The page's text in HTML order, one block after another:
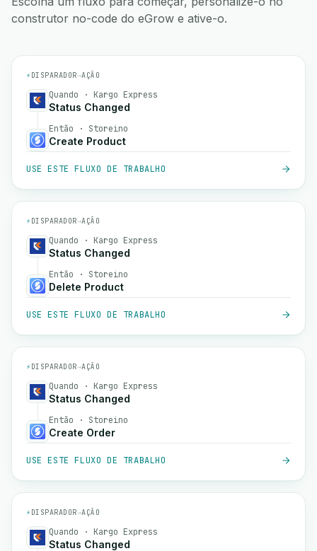
construtor no-code do eGrow e ative-o.
⚡ DISPARADOR→AÇÃO
Quando · Kargo Express
Status Changed
Então · Storeino
Create Product
USE ESTE FLUXO DE TRABALHO
⚡ DISPARADOR→AÇÃO
Quando · Kargo Express
Status Changed
Então · Storeino
Delete Product
USE ESTE FLUXO DE TRABALHO
⚡ DISPARADOR→AÇÃO
Quando · Kargo Express
Status Changed
Então · Storeino
Create Order
USE ESTE FLUXO DE TRABALHO
⚡ DISPARADOR→AÇÃO
Quando · Kargo Express
Status Changed